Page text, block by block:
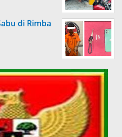
di Rimba